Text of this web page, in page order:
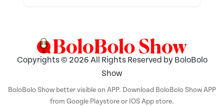
Copyrights © 2026 All Rights Reserved by BoloBolo
Show
BoloBolo Show better visible on APP. Download BoloBolo Show APP
from Google Playstore or IOS App store.